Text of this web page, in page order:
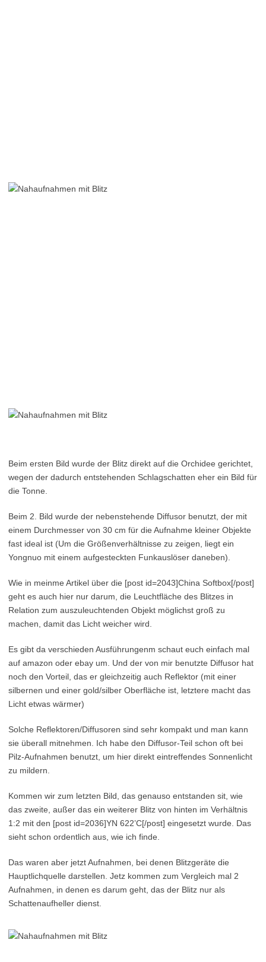
Beim ersten Bild wurde der Blitz direkt auf die Orchidee gerichtet,
wegen der dadurch entstehenden Schlagschatten eher ein Bild für
die Tonne.
Beim 2. Bild wurde der nebenstehende Diffusor benutzt, der mit
einem Durchmesser von 30 cm für die Aufnahme kleiner Objekte
fast ideal ist (Um die Größenverhältnisse zu zeigen, liegt ein
Yongnuo mit einem aufgesteckten Funkauslöser daneben).
Wie in meinme Artikel über die [post id=2043]China Softbox[/post]
geht es auch hier nur darum, die Leuchtfläche des Blitzes in
Relation zum auszuleuchtenden Objekt möglichst groß zu
machen, damit das Licht weicher wird.
Es gibt da verschieden Ausführungenm schaut euch einfach mal
auf amazon oder ebay um. Und der von mir benutzte Diffusor hat
noch den Vorteil, das er gleichzeitig auch Reflektor (mit einer
silbernen und einer gold/silber Oberfläche ist, letztere macht das
Licht etwas wärmer)
Solche Reflektoren/Diffusoren sind sehr kompakt und man kann
sie überall mitnehmen. Ich habe den Diffusor-Teil schon oft bei
Pilz-Aufnahmen benutzt, um hier direkt eintreffendes Sonnenlicht
zu mildern.
Kommen wir zum letzten Bild, das genauso entstanden sit, wie
das zweite, außer das ein weiterer Blitz von hinten im Verhältnis
1:2 mit den [post id=2036]YN 622’C[/post] eingesetzt wurde. Das
sieht schon ordentlich aus, wie ich finde.
Das waren aber jetzt Aufnahmen, bei denen Blitzgeräte die
Hauptlichquelle darstellen. Jetz kommen zum Vergleich mal 2
Aufnahmen, in denen es darum geht, das der Blitz nur als
Schattenaufheller dienst.